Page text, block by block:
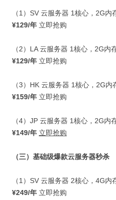
（1 ） SV 云服务器 1核心， 2G内
¥129/年 立即抢购
（2） LA云服务器 1核心， 2G内
¥129/年 立即抢购
（3） HK 云服务器 1核心， 2G内
¥159/年 立即抢购
（4） JP 云服务器 1核心， 2G内
¥149/年 立即抢购
（三）基础级爆款云服务器秒杀
（1 ） SV 云服务器 2核心， 4G内
¥249/年 立即抢购